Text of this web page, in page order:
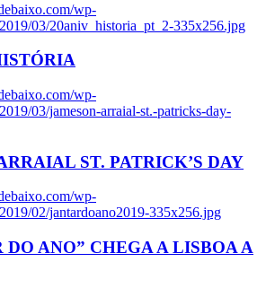
wp-
03/20aniv_historia_pt_2-335x256.jpg
wp-
03/jameson-arraial-st.-patricks-day-
ST. PATRICK’S DAY
wp-
02/jantardoano2019-335x256.jpg
DO ANO” CHEGA A LISBOA A